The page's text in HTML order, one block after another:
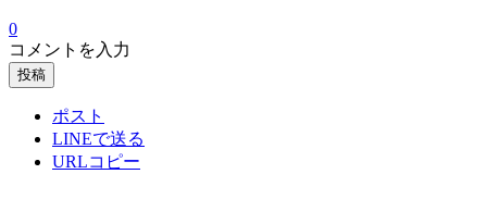
0
コメントを入力
投稿
ポスト
LINEで送る
URLコピー